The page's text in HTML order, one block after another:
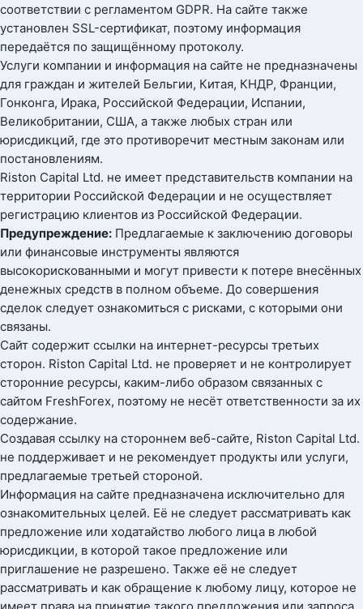
соответствии с регламентом GDPR. На сайте также
установлен SSL-сертификат, поэтому информация
передаётся по защищённому протоколу.
Услуги компании и информация на сайте не предназначены
для граждан и жителей Бельгии, Китая, КНДР, Франции,
Гонконга, Ирака, Российской Федерации, Испании,
Великобритании, США, а также любых стран или
юрисдикций, где это противоречит местным законам или
постановлениям.
Riston Capital Ltd. не имеет представительств компании на
территории Российской Федерации и не осуществляет
регистрацию клиентов из Российской Федерации.
Предупреждение: Предлагаемые к заключению договоры
или финансовые инструменты являются
высокорискованными и могут привести к потере внесённых
денежных средств в полном объеме. До совершения
сделок следует ознакомиться с рисками, с которыми они
связаны.
Сайт содержит ссылки на интернет-ресурсы третьих
сторон. Riston Capital Ltd. не проверяет и не контролирует
сторонние ресурсы, каким-либо образом связанных с
сайтом FreshForex, поэтому не несёт ответственности за их
содержание.
Создавая ссылку на стороннем веб-сайте, Riston Capital Ltd.
не поддерживает и не рекомендует продукты или услуги,
предлагаемые третьей стороной.
Информация на сайте предназначена исключительно для
ознакомительных целей. Её не следует рассматривать как
предложение или ходатайство любого лица в любой
юрисдикции, в которой такое предложение или
приглашение не разрешено. Также её не следует
рассматривать и как обращение к любому лицу, которое не